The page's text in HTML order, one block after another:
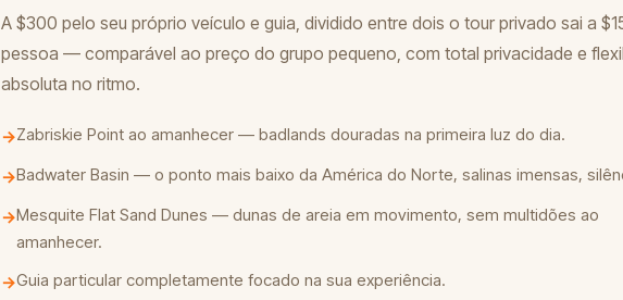
A $300 pelo seu próprio veículo e guia, dividido entre dois o tour privado sai a
pessoa — comparável ao preço do grupo pequeno, com total privacidade e
absoluta no ritmo.
→Zabriskie Point ao amanhecer — badlands douradas na primeira luz do dia.
→Badwater Basin — o ponto mais baixo da América do Norte, salinas imensas,
→Mesquite Flat Sand Dunes — dunas de areia em movimento, sem multidões ao
amanhecer.
→Guia particular completamente focado na sua experiência.